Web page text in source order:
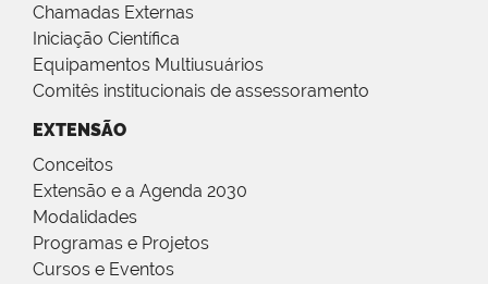
Chamadas Externas
Iniciação Científica
Equipamentos Multiusuários
Comitês institucionais de assessoramento
EXTENSÃO
Conceitos
Extensão e a Agenda 2030
Modalidades
Programas e Projetos
Cursos e Eventos